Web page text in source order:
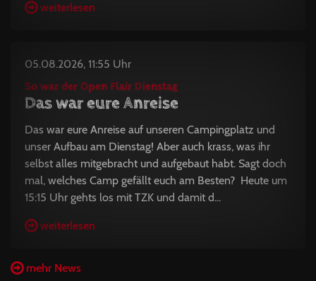
weiterlesen
05.08.2026, 11:55 Uhr
So war der Open Flair Dienstag
Das war eure Anreise
Das war eure Anreise auf unseren Campingplatz und
unser Aufbau am Dienstag! Aber auch krass, was ihr
selbst alles mitgebracht und aufgebaut habt. Sagt doch
mal, welches Camp gefällt euch am Besten? Heute um
15:15 Uhr gehts los mit TZK und damit d...
weiterlesen
mehr News